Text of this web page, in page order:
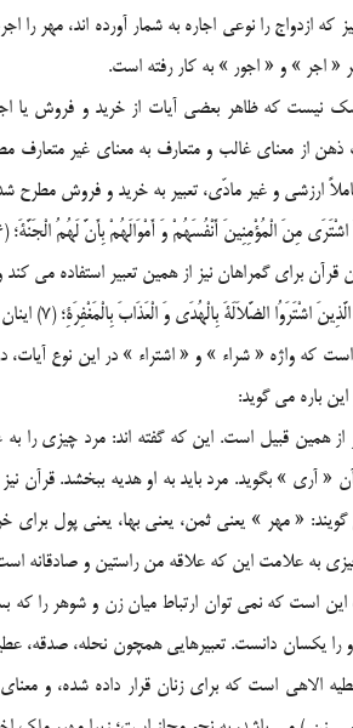
« اجر » و « اجور » به کار رفته است.
نيست که ظاهر بعضي آيات از خريد و فروش يا
ذهن از معناي غالب و متعارف به معناي غير
ارزشي و غير مادّي، تعبير به خريد و فروش
الْمُؤْمِنِينَ أَنْفُسَهُمْ وَ أَمْوَالَهُمْ بِأَنَّ لَهُمُ الْجَنَّةَ؛ (6) خداوند جان و مال مؤمنان را در ازاي بهشت از آنان خريداري کرد.
قرآن براي گمراهان نيز از همين تعبير استفاده مي
الضَّلاَلَةَ بِالْهُدَى وَ الْعَذَابَ بِالْمَغْفِرَةِ؛ (7) اينان کساني اند که گمراهي را به بهاي راهيابي و عذاب را به بهاي آمرزش خريدند.
که واژه « شراء » و « اشتراء » در اين نوع آيات،
اين باره مي گويد:
از همين قبيل است. اين که گفته اند: مرد چيزي را
« آري » بگويد. مرد بايد به او هديه ببخشد. قرآن
« مهر » يعني ثمن، يعني بها، يعني پول
به علامت اين که علاقه من راستين و صادقانه
اين است که نمي توان ارتباط ميان زن و شوهر را که
را يکسان دانست. تعبيرهايي همچون نحله، صدقه،
الاهي است که براي زنان قرار داده شده، و